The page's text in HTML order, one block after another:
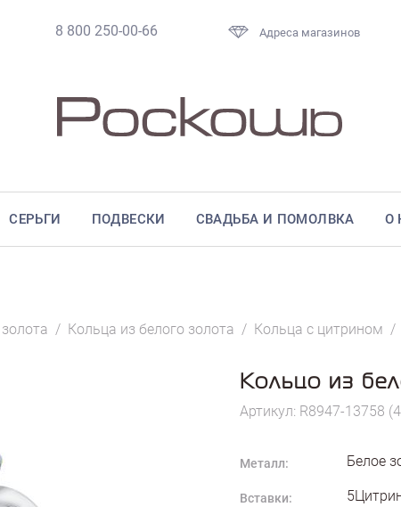
8 800 250-00-66 Адреса магазинов
СЕРЬГИ ПОДВЕСКИ СВАДЬБА И ПОМОЛВКА О
/ Кольца из белого золота / Кольца с цитрином /
Кольцо из
Артикул: R8947-13758
Металл: Белое
Вставки: